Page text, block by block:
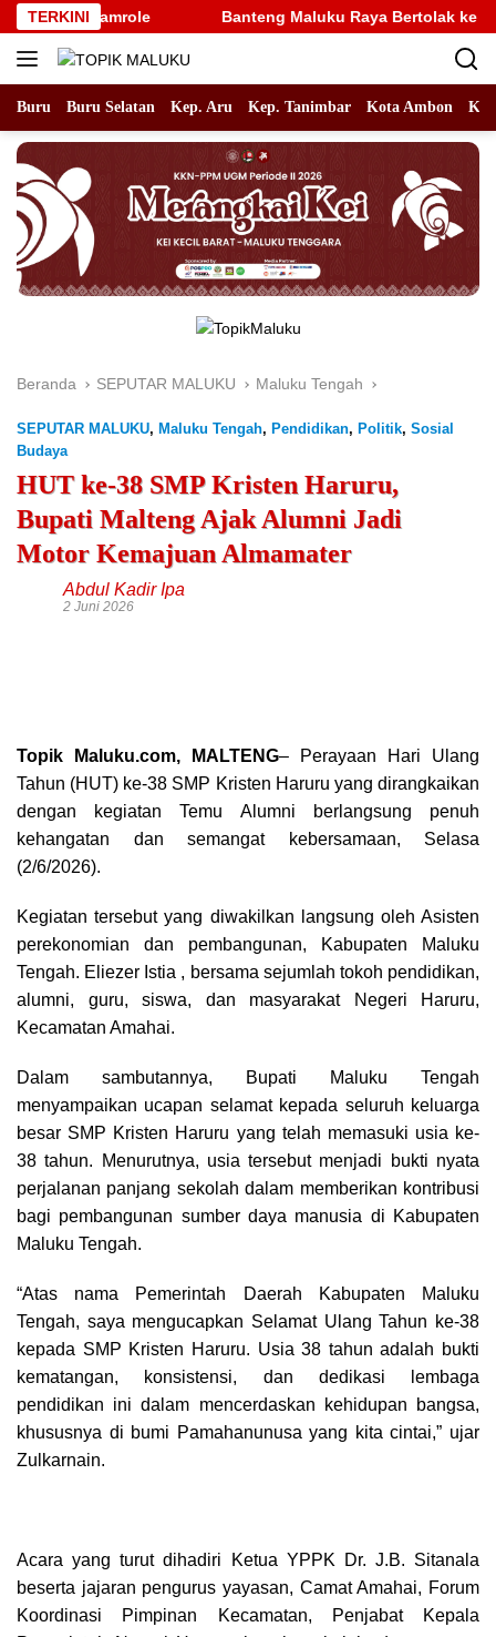
Langsung
ke
konten
TERKINI
Namrole Banteng Maluku Raya Bertolak ke Putaran
Buru Buru Selatan Kep. Aru Kep. Tanimbar Kota Ambon
Beranda SEPUTAR MALUKU Maluku Tengah
SEPUTAR MALUKU, Maluku Tengah, Pendidikan, Politik, Sosial
Budaya
HUT ke-38 SMP Kristen Haruru,
Bupati Malteng Ajak Alumni Jadi
Motor Kemajuan Almamater
Abdul Kadir Ipa
2 Juni 2026
Topik Maluku.com, MALTENG– Perayaan Hari Ulang
Tahun (HUT) ke-38 SMP Kristen Haruru yang dirangkaikan
dengan kegiatan Temu Alumni berlangsung penuh
kehangatan dan semangat kebersamaan, Selasa
(2/6/2026).
Kegiatan tersebut yang diwakilkan langsung oleh Asisten
perekonomian dan pembangunan, Kabupaten Maluku
Tengah. Eliezer Istia , bersama sejumlah tokoh pendidikan,
alumni, guru, siswa, dan masyarakat Negeri Haruru,
Kecamatan Amahai.
Dalam sambutannya, Bupati Maluku Tengah
menyampaikan ucapan selamat kepada seluruh keluarga
besar SMP Kristen Haruru yang telah memasuki usia ke-
38 tahun. Menurutnya, usia tersebut menjadi bukti nyata
perjalanan panjang sekolah dalam memberikan kontribusi
bagi pembangunan sumber daya manusia di Kabupaten
Maluku Tengah.
“Atas nama Pemerintah Daerah Kabupaten Maluku
Tengah, saya mengucapkan Selamat Ulang Tahun ke-38
kepada SMP Kristen Haruru. Usia 38 tahun adalah bukti
kematangan, konsistensi, dan dedikasi lembaga
pendidikan ini dalam mencerdaskan kehidupan bangsa,
khususnya di bumi Pamahanunusa yang kita cintai,” ujar
Zulkarnain.
Acara yang turut dihadiri Ketua YPPK Dr. J.B. Sitanala
beserta jajaran pengurus yayasan, Camat Amahai, Forum
Koordinasi Pimpinan Kecamatan, Penjabat Kepala